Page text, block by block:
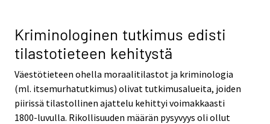
Kriminologinen tutkimus edisti
tilastotieteen kehitystä
Väestötieteen ohella moraalitilastot ja kriminologia
(ml. itsemurhatutkimus) olivat tutkimusalueita, joiden
piirissä tilastollinen ajattelu kehittyi voimakkaasti
1800-luvulla. Rikollisuuden määrän pysyvyys oli ollut